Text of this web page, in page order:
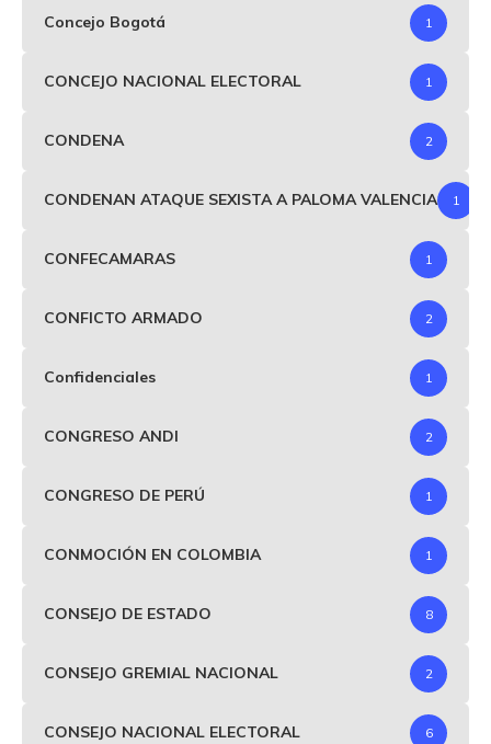
Concejo Bogotá 1
CONCEJO NACIONAL ELECTORAL 1
CONDENA 2
CONDENAN ATAQUE SEXISTA A PALOMA VALENCIA 1
CONFECAMARAS 1
CONFICTO ARMADO 2
Confidenciales 1
CONGRESO ANDI 2
CONGRESO DE PERÚ 1
CONMOCIÓN EN COLOMBIA 1
CONSEJO DE ESTADO 8
CONSEJO GREMIAL NACIONAL 2
CONSEJO NACIONAL ELECTORAL 6